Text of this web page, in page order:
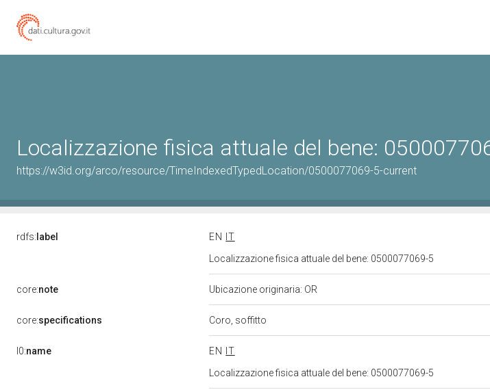
Localizzazione fisica attuale del bene:
https://w3id.org/arco/resource/TimeIndexedTypedLocation/0500077069-5-current
rdfs: label EN
IT
Localizzazione fisica attuale del bene: 0500077069-5
core:note Ubicazione originaria: OR
core:specifications Coro, soffitto
l0:name EN
IT
Localizzazione fisica attuale del bene: 0500077069-5